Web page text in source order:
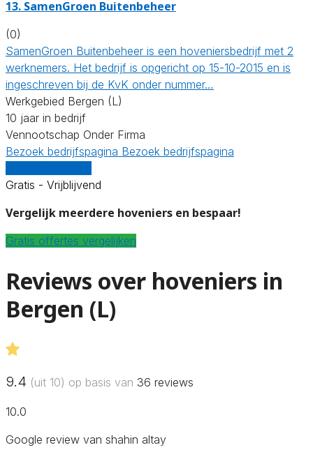
13. SamenGroen Buitenbeheer
(0)
SamenGroen Buitenbeheer is een hoveniersbedrijf met 2
werknemers. Het bedrijf is opgericht op 15-10-2015 en is
ingeschreven bij de KvK onder nummer…
Werkgebied Bergen (L)
10 jaar in bedrijf
Vennootschap Onder Firma
Bezoek bedrijfspagina Bezoek bedrijfspagina
Gratis - Vrijblijvend
Vergelijk meerdere hoveniers en bespaar!
Gratis offertes vergelijken
Reviews over hoveniers in
Bergen (L)
9.4 (uit 10) op basis van 36 reviews
10.0
Google review van shahin altay